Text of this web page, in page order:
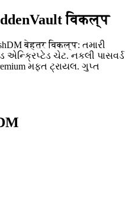
विकल्प
बेहतर विकल्प: તમારી
એન્ક્રિપ્ટેડ ચેટ. નકલી પાસવર્ડ
મફત ટ્રાયલ. ગુપ્ત